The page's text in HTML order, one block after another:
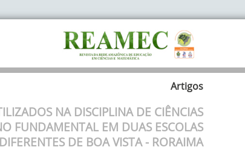
Artigos
NA DISCIPLINA DE CIÊNCIAS
FUNDAMENTAL EM DUAS ESCOLAS
DIFERENTES DE BOA VISTA - RORAIMA